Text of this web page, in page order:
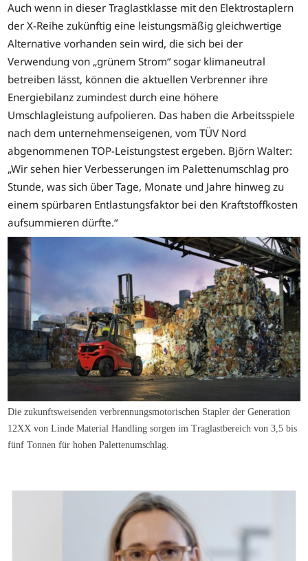
Auch wenn in dieser Traglastklasse mit den Elektrostaplern
der X-Reihe zukünftig eine leistungsmäßig gleichwertige
Alternative vorhanden sein wird, die sich bei der
Verwendung von „grünem Strom“ sogar klimaneutral
betreiben lässt, können die aktuellen Verbrenner ihre
Energiebilanz zumindest durch eine höhere
Umschlagleistung aufpolieren. Das haben die Arbeitsspiele
nach dem unternehmenseigenen, vom TÜV Nord
abgenommenen TOP-Leistungstest ergeben. Björn Walter:
„Wir sehen hier Verbesserungen im Palettenumschlag pro
Stunde, was sich über Tage, Monate und Jahre hinweg zu
einem spürbaren Entlastungsfaktor bei den Kraftstoffkosten
aufsummieren dürfte.“
Die zukunftsweisenden verbrennungsmotorischen Stapler der Generation
12XX von Linde Material Handling sorgen im Traglastbereich von 3,5 bis
fünf Tonnen für hohen Palettenumschlag.